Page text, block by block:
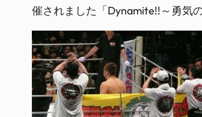
催されました「Dynamite!!～勇気